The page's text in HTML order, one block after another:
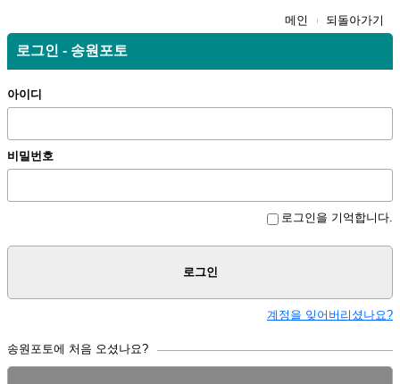
메인 되돌아가기
로그인 - 송원포토
아이디
비밀번호
로그인을 기억합니다.
로그인
계정을 잊어버리셨나요?
송원포토에 처음 오셨나요?